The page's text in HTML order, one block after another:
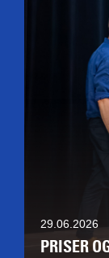
29.06.2026
PRISER